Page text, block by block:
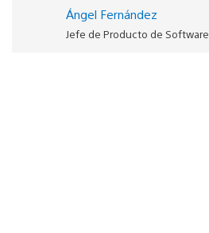
Ángel Fernández
Jefe de Producto de Software